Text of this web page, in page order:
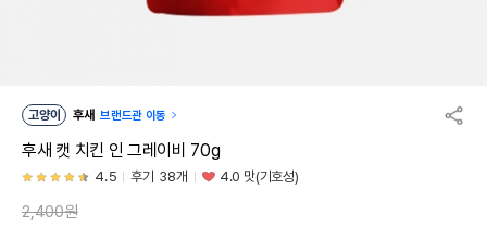
고양이 후새 브랜드관 이동
후새 캣 치킨 인 그레이비 70g
4.5 후기 38개 4.0 맛(기호성)
2,400원